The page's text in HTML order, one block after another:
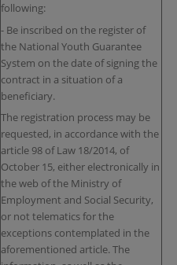
following:
- Be inscribed on the register of
the National Youth Guarantee
System on the date of signing the
contract in a situation of a
beneficiary.
The registration process may be
requested, in accordance with the
article 98 of Law 18/2014, of
October 15, either electronically in
the web of the Ministry of
Employment and Social Security,
or not telematics for the
exceptions contemplated in the
aforementioned article. The